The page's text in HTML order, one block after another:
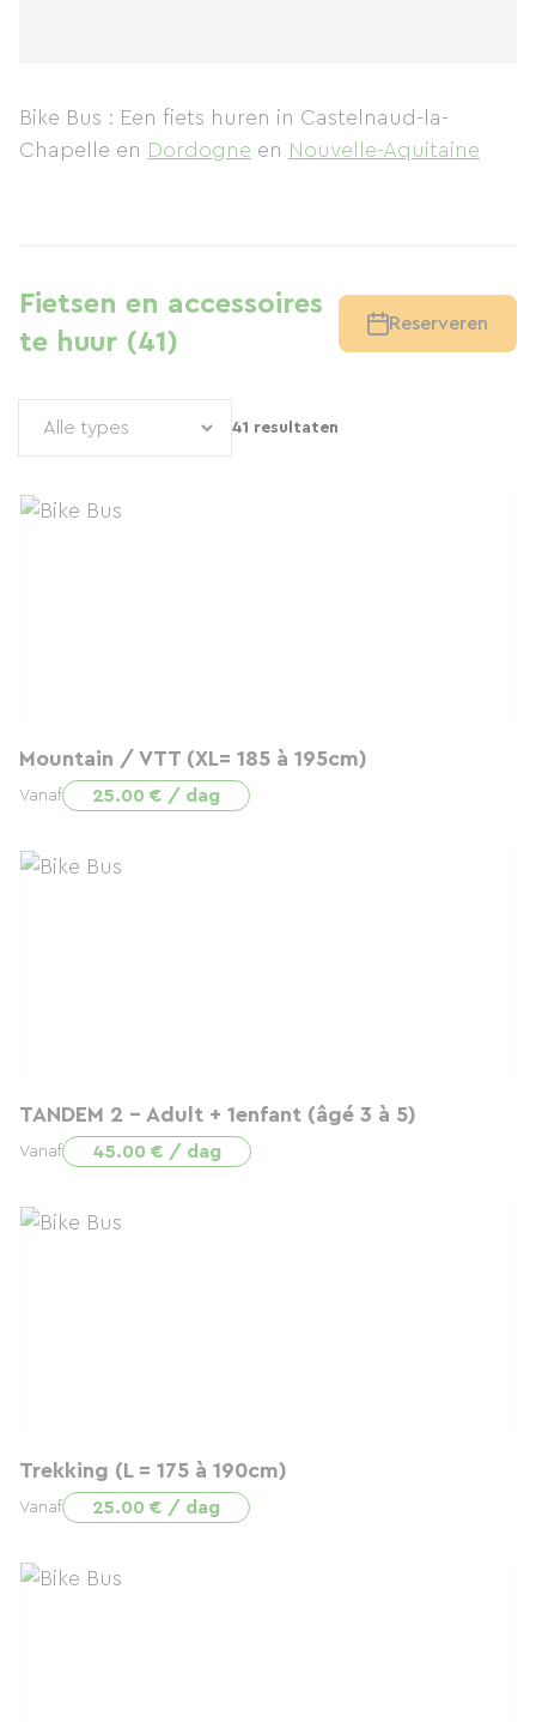
Bike Bus : Een fiets huren in Castelnaud-la-
Chapelle en Dordogne en Nouvelle-Aquitaine
Fietsen en accessoires
te huur (41)
Reserveren
41 resultaten
Mountain / VTT (XL= 185 à 195cm)
Vanaf 25.00 € / dag
TANDEM 2 - Adult + 1enfant (âgé 3 à 5)
Vanaf 45.00 € / dag
Trekking (L = 175 à 190cm)
Vanaf 25.00 € / dag